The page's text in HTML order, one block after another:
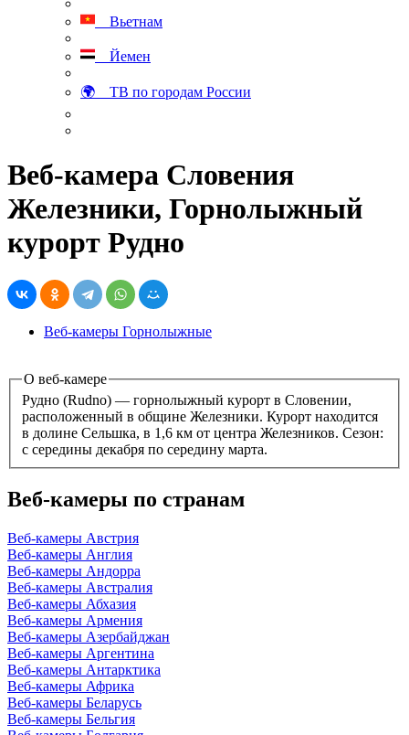
Вьетнам
Йемен
🌍 ТВ по городам России
Веб-камера Словения
Железники, Горнолыжный
курорт Рудно
Веб-камеры Горнолыжные
О веб-камере
Рудно (Rudno) — горнолыжный курорт в Словении,
расположенный в общине Железники. Курорт находится
в долине Сельшка, в 1,6 км от центра Железников. Сезон:
с середины декабря по середину марта.
Веб-камеры по странам
Веб-камеры Австрия
Веб-камеры Англия
Веб-камеры Андорра
Веб-камеры Австралия
Веб-камеры Абхазия
Веб-камеры Армения
Веб-камеры Азербайджан
Веб-камеры Аргентина
Веб-камеры Антарктика
Веб-камеры Африка
Веб-камеры Беларусь
Веб-камеры Бельгия